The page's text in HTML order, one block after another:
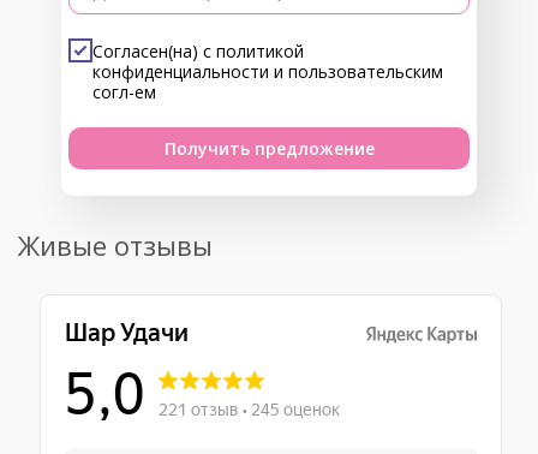
Согласен(на) с политикой
конфиденциальности и пользовательским
согл-ем
Получить предложение
Живые отзывы